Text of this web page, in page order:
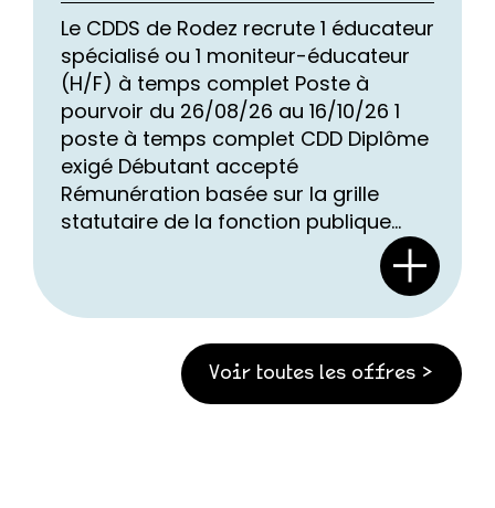
Le CDDS de Rodez recrute 1 éducateur
spécialisé ou 1 moniteur-éducateur
(H/F) à temps complet Poste à
pourvoir du 26/08/26 au 16/10/26 1
poste à temps complet CDD Diplôme
exigé Débutant accepté
Rémunération basée sur la grille
statutaire de la fonction publique...
Voir toutes les offres